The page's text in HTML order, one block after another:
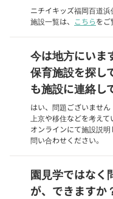
ニチイキッズ福岡百道
施設一覧は、
こちらをご
今は地方にいま
保育施設を探し
も施設に連絡し
はい、問題ございません
上京や移住などを考えて
オンラインにて施設説
問い合わせください。
園見学ではなく
が、できますか